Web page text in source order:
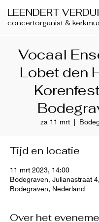
LEENDERT
concertorganist &
Vocaal
Lobet den
za 11 mrt
  |
Tijd en locatie
11 mrt 2023, 14:00
Bodegraven, Julianastraat
Bodegraven, Nederland
Over het